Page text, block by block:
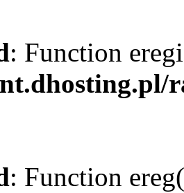
: Function
: Function